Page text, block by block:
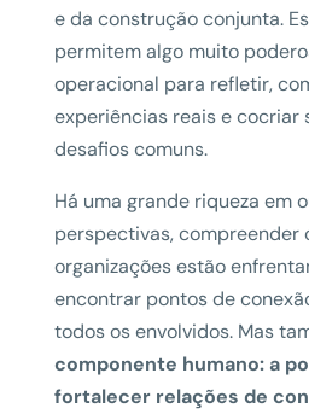
e da construção conjunta.
permitem algo muito
operacional para refletir,
experiências reais e cocriar
desafios comuns.
Há uma grande riqueza em
perspectivas, compreender
organizações estão
encontrar pontos de
todos os envolvidos. Mas
componente humano: a
fortalecer relações de